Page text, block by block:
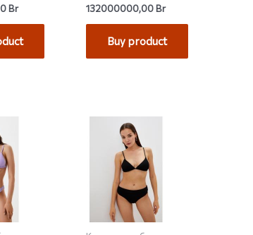
Br
Rated
3.33
out of 5
132000000,00Br
Buy product